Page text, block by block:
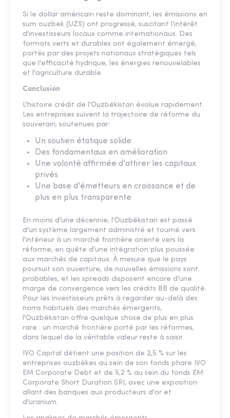
Si le dollar américain reste dominant, les émissions en
sum ouzbek (UZS) ont progressé, suscitant l'intérêt
d'investisseurs locaux comme internationaux. Des
formats verts et durables ont également émergé,
portés par des projets nationaux stratégiques tels
que l'efficacité hydrique, les énergies renouvelables
et l'agriculture durable.
Conclusion
L'histoire crédit de l'Ouzbékistan évolue rapidement.
Les entreprises suivent la trajectoire de réforme du
souverain, soutenues par:
Un soutien étatique solide
Des fondamentaux en amélioration
Une volonté affirmée d'attirer les capitaux
privés
Une base d'émetteurs en croissance et de
plus en plus transparente
En moins d'une décennie, l'Ouzbékistan est passé
d'un système largement administré et tourné vers
l'intérieur à un marché frontière orienté vers la
réforme, en quête d'une intégration plus poussée
aux marchés de capitaux. À mesure que le pays
poursuit son ouverture, de nouvelles émissions sont
probables, et les spreads disposent encore d'une
marge de convergence vers les crédits BB de qualité.
Pour les investisseurs prêts à regarder au-delà des
noms habituels des marchés émergents,
l'Ouzbékistan offre quelque chose de plus en plus
rare : un marché frontière porté par les réformes,
dans lequel de la véritable valeur reste à saisir.
IVO Capital détient une position de 2,5 % sur les
entreprises ouzbèkes au sein de son fonds phare IVO
EM Corporate Debt et de 5,2 % au sein du fonds EM
Corporate Short Duration SRI, avec une exposition
allant des banques aux producteurs d'or et
d'uranium.